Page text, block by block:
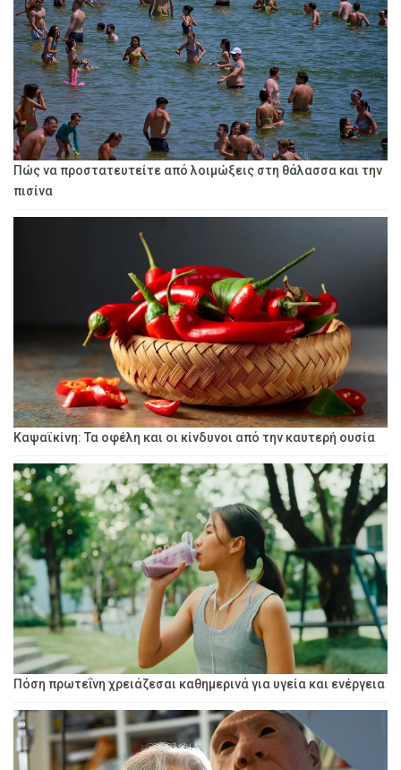
Πώς να προστατευτείτε από λοιμώξεις στη θάλασσα και την
πισίνα
Καψαϊκίνη: Τα οφέλη και οι κίνδυνοι από την καυτερή ουσία
Πόση πρωτεΐνη χρειάζεσαι καθημερινά για υγεία και ενέργεια